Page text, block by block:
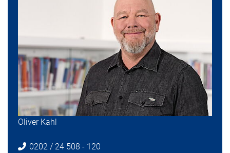
Oliver Kahl
0202 / 24 508 - 120